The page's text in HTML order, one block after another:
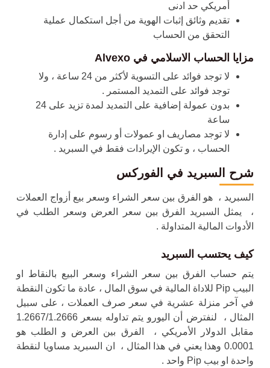
أمريكي حد ادنى
تقديم وثائق إثبات الهوية من أجل استكمال عملية
التحقق من الحساب
مزايا الحساب الاسلامي في Alvexo
لا توجد فوائد على التسوية لأكثر من 24 ساعة ، ولا
توجد فوائد على التمديد المستمر .
بدون عمولة إضافية على التمديد لمدة تزيد على 24
ساعة
لا توجد مصاريف او عمولات أو رسوم على إدارة
الحساب ، و تكون الإيرادات فقط في السبريد .
شرح السبريد في الفوركس
السبريد ، هو الفرق بين سعر الشراء وسعر بيع أزواج العملات
، يمثل السبريد الفرق بين سعر العرض وسعر الطلب في
الأدوات المالية المتداولة .
كيف يحتسب السبريد
يتم حساب الفرق بين سعر الشراء وسعر البيع بالنقاط او
البيب Pip للاداة المالية في سوق المال ، عادة ما تكون النقطة
في آخر منزلة عشرية في سعر صرف العملات ، على سبيل
المثال ، لنفترض أن اليورو يتم تداوله بسعر 1.2667/1.2666
مقابل الدولار الأمريكي ، الفرق بين العرض و الطلب هو
0.0001 وهذا يعني في هذا المثال ، ان السبريد مساويا لنقطة
واحدة او بيب Pip واحد .